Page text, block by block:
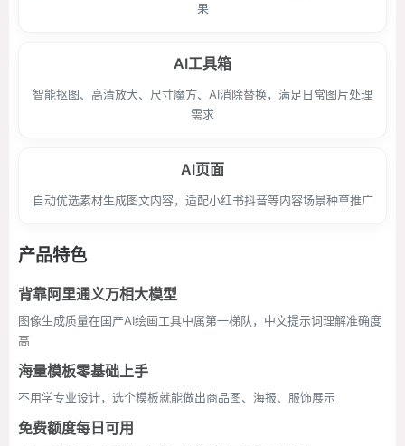
果
AI工具箱
智能抠图、高清放大、尺寸魔方、AI消除替换，满足日常图片处理
需求
AI页面
自动优选素材生成图文内容，适配小红书抖音等内容场景种草推广
产品特色
背靠阿里通义万相大模型
图像生成质量在国产AI绘画工具中属第一梯队，中文提示词理解准确度
高
海量模板零基础上手
不用学专业设计，选个模板就能做出商品图、海报、服饰展示
免费额度每日可用